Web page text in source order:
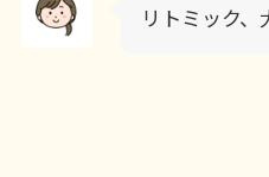
リトミック、